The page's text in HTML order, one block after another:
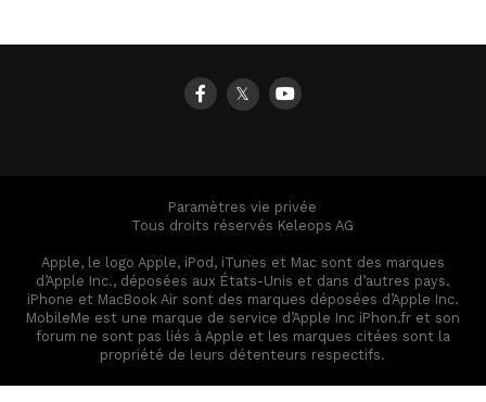
𝕏
Paramètres vie privée
Tous droits réservés Keleops AG
Apple, le logo Apple, iPod, iTunes et Mac sont des marques
d’Apple Inc., déposées aux États-Unis et dans d’autres pays.
iPhone et MacBook Air sont des marques déposées d’Apple Inc.
MobileMe est une marque de service d’Apple Inc iPhon.fr et son
forum ne sont pas liés à Apple et les marques citées sont la
propriété de leurs détenteurs respectifs.